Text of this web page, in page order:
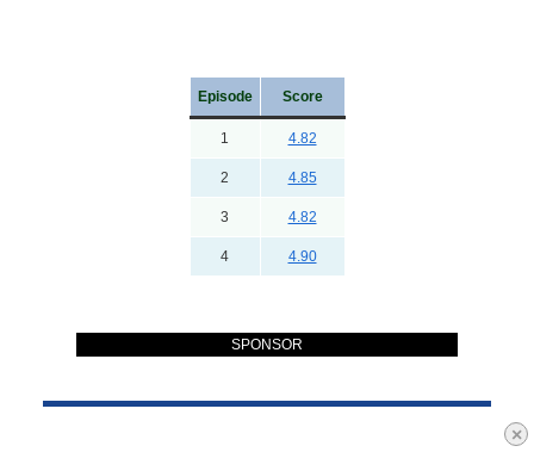
×
Episode Score
1 4.82
2 4.85
3 4.82
4 4.90
SPONSOR